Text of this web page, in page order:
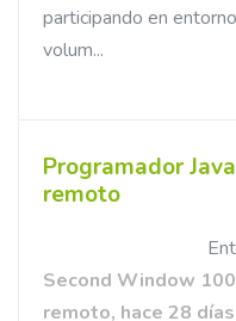
participando en
volum...
Programador
remoto
Second Window
remoto, hace 28 días